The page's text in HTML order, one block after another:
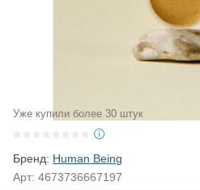
Уже купили более 30 штук
Бренд: Human Being
Арт:4673736667197